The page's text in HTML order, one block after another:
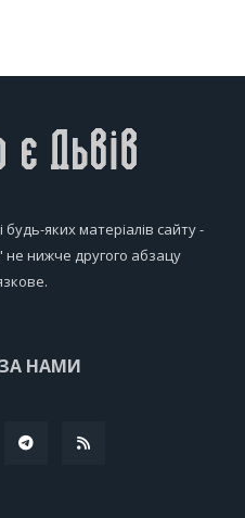
яких матеріалів сайту -
не нижче другого абзацу
НАМИ